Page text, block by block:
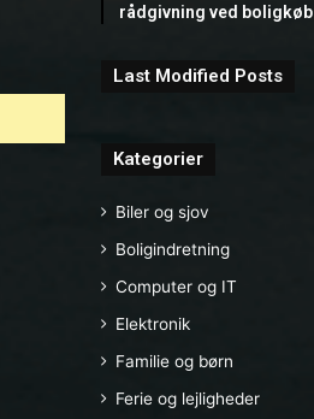
rådgivning ved boligkøb
Last Modified Posts
Kategorier
Biler og sjov
Boligindretning
Computer og IT
Elektronik
Familie og børn
Ferie og lejligheder